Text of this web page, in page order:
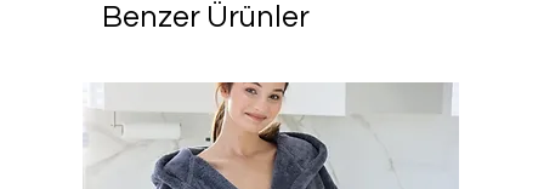
Benzer Ürünler